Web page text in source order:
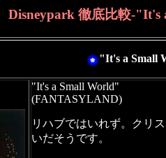
Disneypark 徹底比較-"It's
"It's a Small
"It's a Small World"
(FANTASYLAND)
リハブではいれず。クリ
いだそうです。